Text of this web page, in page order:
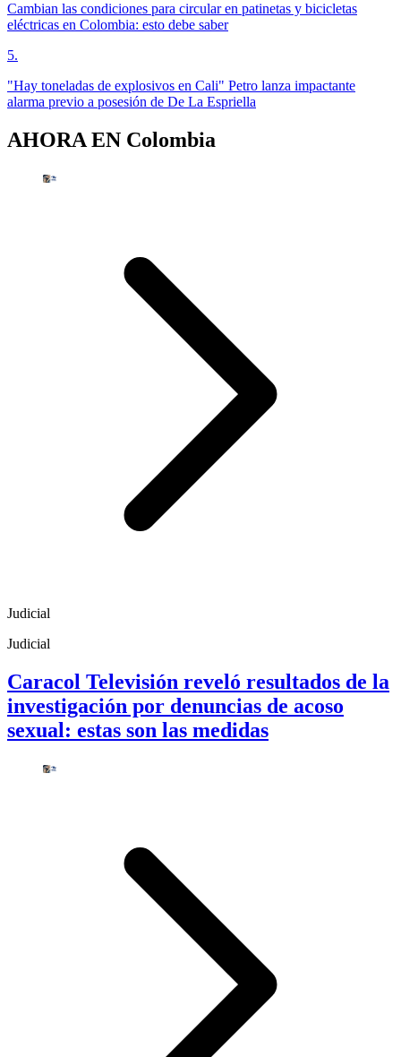
Cambian las condiciones para circular en patinetas y bicicletas
eléctricas en Colombia: esto debe saber
5.
"Hay toneladas de explosivos en Cali" Petro lanza impactante
alarma previo a posesión de De La Espriella
AHORA EN Colombia
Judicial
Judicial
Caracol Televisión reveló resultados de la
investigación por denuncias de acoso
sexual: estas son las medidas